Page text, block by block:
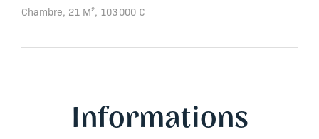
Chambre, 21 M², 103 000 €
Informations